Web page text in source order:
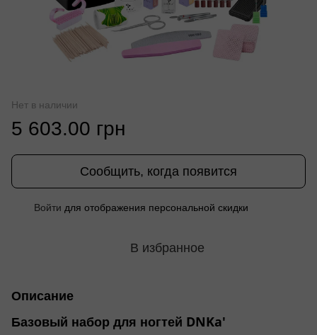
Нет в наличии
5 603.00 грн
Сообщить, когда появится
Войти для отображения персональной скидки
В избранное
Описание
Базовый набор для ногтей DNKa'